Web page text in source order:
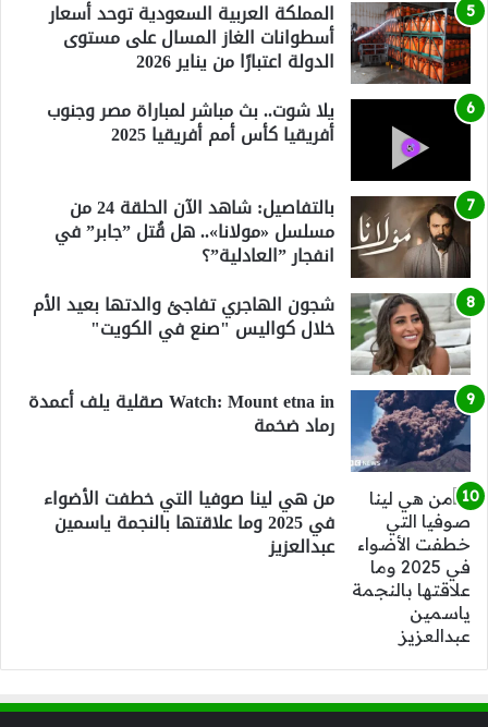
المملكة العربية السعودية توحد أسعار
أسطوانات الغاز المسال على مستوى
الدولة اعتبارًا من يناير 2026
يلا شوت.. بث مباشر لمباراة مصر وجنوب
أفريقيا كأس أمم أفريقيا 2025
بالتفاصيل: شاهد الآن الحلقة 24 من
مسلسل «مولانا».. هل قُتل ”جابر” في
انفجار ”العادلية”؟
شجون الهاجري تفاجئ والدتها بعيد الأم
خلال كواليس "صنع في الكويت"
Watch: Mount etna in صقلية يلف أعمدة
رماد ضخمة
من هي لينا صوفيا التي خطفت الأضواء
في 2025 وما علاقتها بالنجمة ياسمين
عبدالعزيز